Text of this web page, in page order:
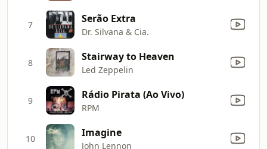
7 Serão Extra
Dr. Silvana & Cia.
8 Stairway to Heaven
Led Zeppelin
9 Rádio Pirata (Ao Vivo)
RPM
10 Imagine
John Lennon